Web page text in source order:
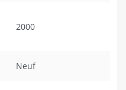
2000
Neuf